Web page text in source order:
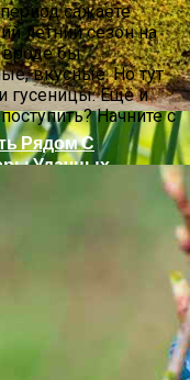
Томаты
Рядом С
Удачных
сажаете
летний сезон на
вроде бы
вкусные. Но тут
гусеницы. Ещё и
Начните с